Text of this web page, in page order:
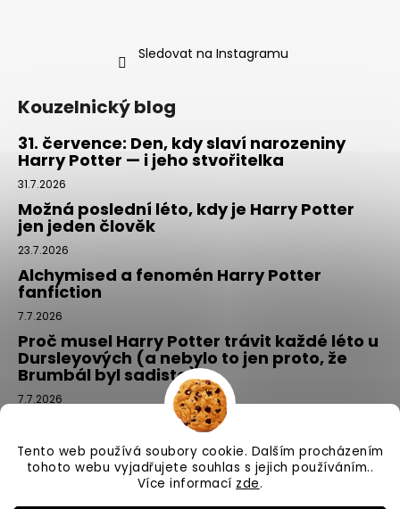
Tento web používá soubory cookie. Dalším procházením
tohoto webu vyjadřujete souhlas s jejich používáním..
Více informací zde.
Sledovat na Instagramu
Kouzelnický blog
31. července: Den, kdy slaví narozeniny
Harry Potter — i jeho stvořitelka
31.7.2026
Možná poslední léto, kdy je Harry Potter
jen jeden člověk
23.7.2026
Alchymised a fenomén Harry Potter
fanfiction
7.7.2026
Proč musel Harry Potter trávit každé léto u
Dursleyových (a nebylo to jen proto, že
Brumbál byl sadista)
7.7.2026
Tajemný balíček z Příčné ulice: kouzlo,
které si vyberete tím, že si ho NEvyberete
1.7.2026